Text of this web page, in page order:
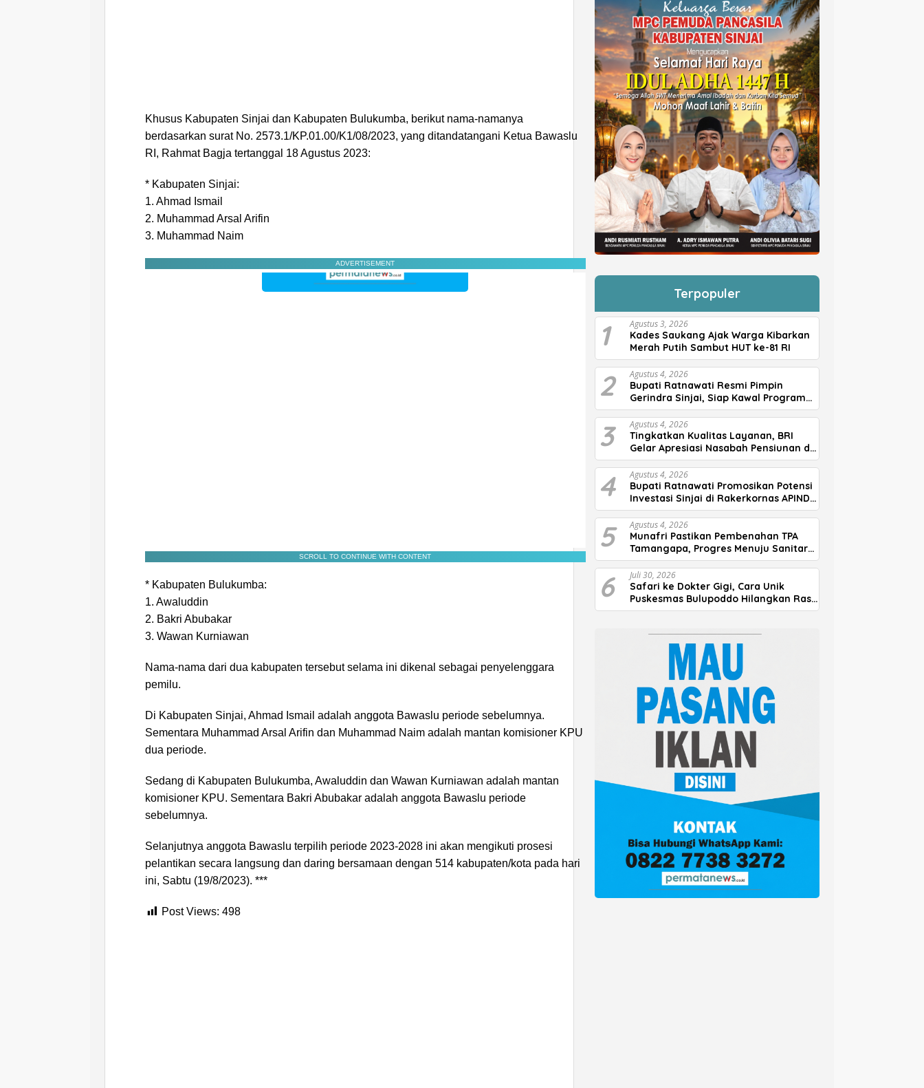
Khusus Kabupaten Sinjai dan Kabupaten Bulukumba, berikut nama-namanya
berdasarkan surat No. 2573.1/KP.01.00/K1/08/2023, yang ditandatangani Ketua Bawaslu
RI, Rahmat Bagja tertanggal 18 Agustus 2023:
* Kabupaten Sinjai:
1. Ahmad Ismail
2. Muhammad Arsal Arifin
3. Muhammad Naim
ADVERTISEMENT
SCROLL TO CONTINUE WITH CONTENT
* Kabupaten Bulukumba:
1. Awaluddin
2. Bakri Abubakar
3. Wawan Kurniawan
Nama-nama dari dua kabupaten tersebut selama ini dikenal sebagai penyelenggara
pemilu.
Di Kabupaten Sinjai, Ahmad Ismail adalah anggota Bawaslu periode sebelumnya.
Sementara Muhammad Arsal Arifin dan Muhammad Naim adalah mantan komisioner KPU
dua periode.
Sedang di Kabupaten Bulukumba, Awaluddin dan Wawan Kurniawan adalah mantan
komisioner KPU. Sementara Bakri Abubakar adalah anggota Bawaslu periode
sebelumnya.
Selanjutnya anggota Bawaslu terpilih periode 2023-2028 ini akan mengikuti prosesi
pelantikan secara langsung dan daring bersamaan dengan 514 kabupaten/kota pada hari
ini, Sabtu (19/8/2023). ***
Post Views: 498
Terpopuler
1 Agustus 3, 2026
Kades Saukang Ajak Warga Kibarkan
Merah Putih Sambut HUT ke-81 RI
2 Agustus 4, 2026
Bupati Ratnawati Resmi Pimpin
Gerindra Sinjai, Siap Kawal Program
Prabowo
3 Agustus 4, 2026
Tingkatkan Kualitas Layanan, BRI
Gelar Apresiasi Nasabah Pensiunan di
Parepare
4 Agustus 4, 2026
Bupati Ratnawati Promosikan Potensi
Investasi Sinjai di Rakerkornas APINDO
2026
5 Agustus 4, 2026
Munafri Pastikan Pembenahan TPA
Tamangapa, Progres Menuju Sanitary
Landfill Capai 93 Persen
6 Juli 30, 2026
Safari ke Dokter Gigi, Cara Unik
Puskesmas Bulupoddo Hilangkan Rasa
Takut Anak